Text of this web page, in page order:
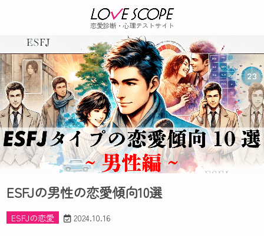
恋愛診断・心理テストサイト
ESFJの男性の恋愛傾向10選
ESFJの恋愛 2024.10.16